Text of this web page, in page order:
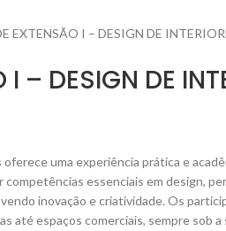
EXTENSÃO I – DESIGN DE
– DESIGN DE
oferece uma experiência prática e
essenciais em design,
inovação e criatividade. Os
até espaços comerciais, sempre sob